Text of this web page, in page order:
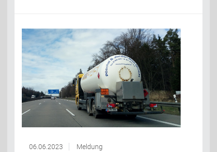
06.06.2023 Meldung